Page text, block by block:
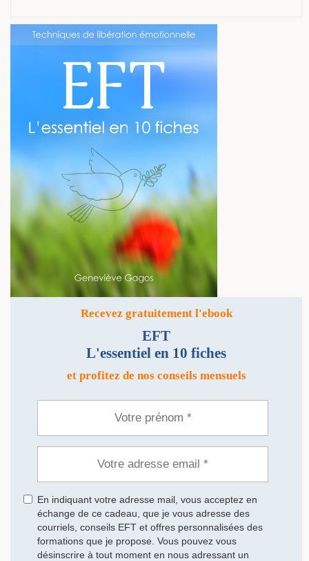
Recevez gratuitement l'ebook
EFT
L'essentiel en 10 fiches
et profitez de nos conseils mensuels
En indiquant votre adresse mail, vous acceptez en
échange de ce cadeau, que je vous adresse des
courriels, conseils EFT et offres personnalisées des
formations que je propose. Vous pouvez vous
désinscrire à tout moment en nous adressant un